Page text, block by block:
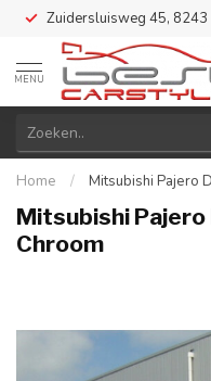
Zuidersluisweg 45, 8243
MENU
Home / Mitsubishi Pajero
Mitsubishi
Chroom